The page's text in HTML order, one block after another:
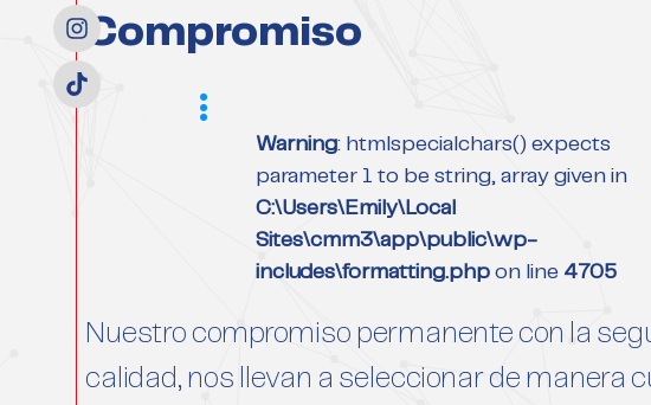
Compromiso
Warning: htmlspecialchars() expects
parameter 1 to be string, array given in
C:\Users\Emily\Local
Sites\cmm3\app\public\wp-
includes\formatting.php on line 4705
Nuestro compromiso permanente con la
calidad, nos llevan a seleccionar de manera